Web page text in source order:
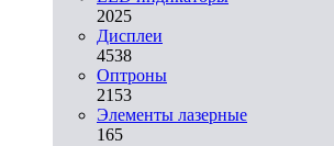
2025
Дисплеи
4538
Оптроны
2153
Элементы лазерные
165